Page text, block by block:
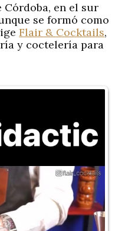
Córdoba, en el sur
se formó como
Flair & Cocktails,
y coctelería para